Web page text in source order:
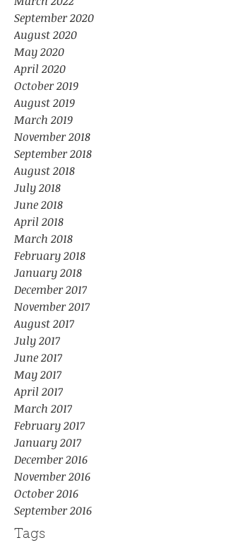
September 2020
August 2020
May 2020
April 2020
October 2019
August 2019
March 2019
November 2018
September 2018
August 2018
July 2018
June 2018
April 2018
March 2018
February 2018
January 2018
December 2017
November 2017
August 2017
July 2017
June 2017
May 2017
April 2017
March 2017
February 2017
January 2017
December 2016
November 2016
October 2016
September 2016
Tags